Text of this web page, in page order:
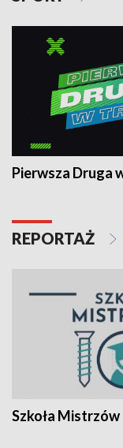
Pierwsza Druga
REPORTAŻ
Szkoła Mistrzów